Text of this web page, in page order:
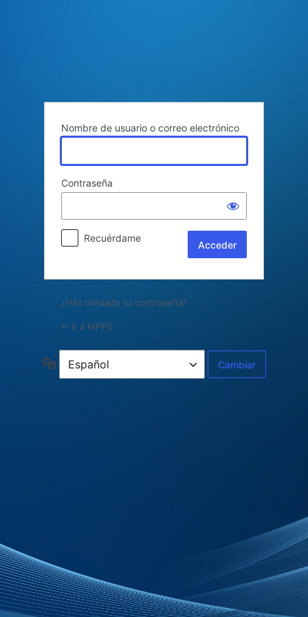
Nombre de usuario o correo electrónico
Contraseña
Recuérdame
¿Has olvidado tu contraseña?
← Ir a MPPS
Idioma